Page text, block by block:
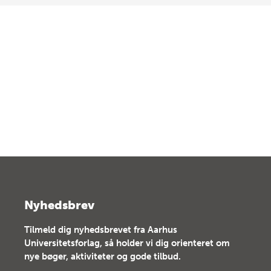
Nyhedsbrev
Tilmeld dig nyhedsbrevet fra Aarhus
Universitetsforlag, så holder vi dig orienteret om
nye bøger, aktiviteter og gode tilbud.